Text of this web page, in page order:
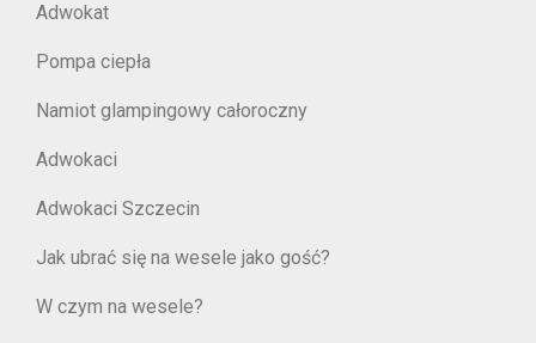
Adwokat
Pompa ciepła
Namiot glampingowy całoroczny
Adwokaci
Adwokaci Szczecin
Jak ubrać się na wesele jako gość?
W czym na wesele?